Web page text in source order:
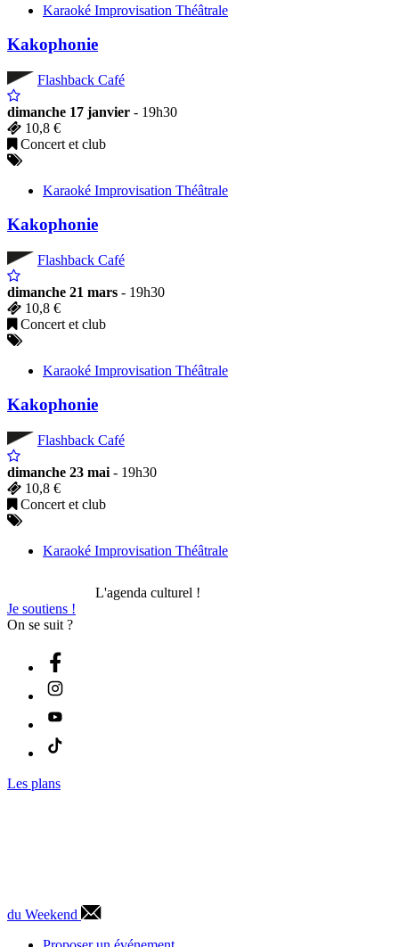
Karaoké Improvisation Théâtrale
Kakophonie
Flashback Café
dimanche 17 janvier - 19h30
10,8 €
Concert et club
Karaoké Improvisation Théâtrale
Kakophonie
Flashback Café
dimanche 21 mars - 19h30
10,8 €
Concert et club
Karaoké Improvisation Théâtrale
Kakophonie
Flashback Café
dimanche 23 mai - 19h30
10,8 €
Concert et club
Karaoké Improvisation Théâtrale
L'agenda culturel !
Je soutiens !
On se suit ?
Les plans
du Weekend